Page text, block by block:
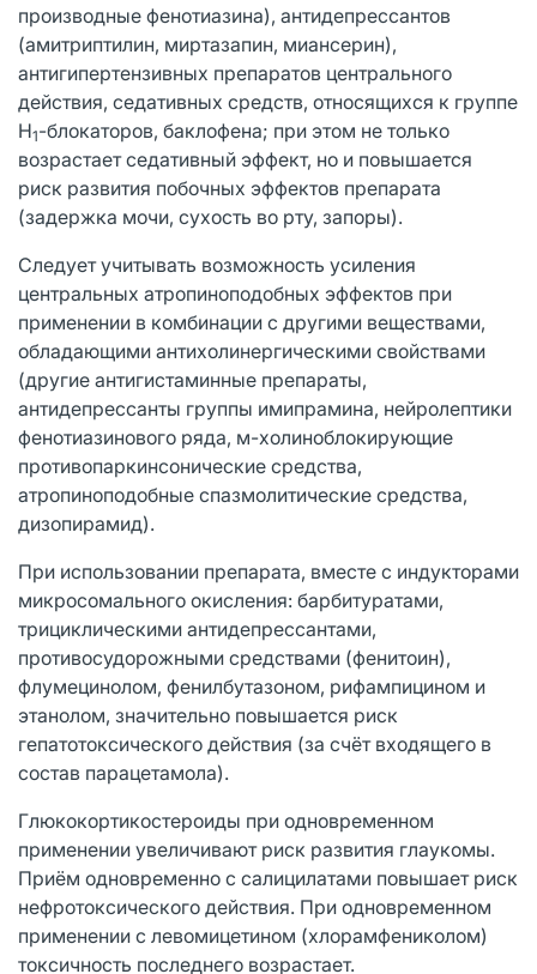
производные фенотиазина), антидепрессантов
(амитриптилин, миртазапин, миансерин),
антигипертензивных препаратов центрального
действия, седативных средств, относящихся к группе
Н1-блокаторов, баклофена; при этом не только
возрастает седативный эффект, но и повышается
риск развития побочных эффектов препарата
(задержка мочи, сухость во рту, запоры).
Следует учитывать возможность усиления
центральных атропиноподобных эффектов при
применении в комбинации с другими веществами,
обладающими антихолинергическими свойствами
(другие антигистаминные препараты,
антидепрессанты группы имипрамина, нейролептики
фенотиазинового ряда, м-холиноблокирующие
противопаркинсонические средства,
атропиноподобные спазмолитические средства,
дизопирамид).
При использовании препарата, вместе с индукторами
микросомального окисления: барбитуратами,
трициклическими антидепрессантами,
противосудорожными средствами (фенитоин),
флумецинолом, фенилбутазоном, рифампицином и
этанолом, значительно повышается риск
гепатотоксического действия (за счёт входящего в
состав парацетамола).
Глюкокортикостероиды при одновременном
применении увеличивают риск развития глаукомы.
Приём одновременно с салицилатами повышает риск
нефротоксического действия. При одновременном
применении с левомицетином (хлорамфениколом)
токсичность последнего возрастает.